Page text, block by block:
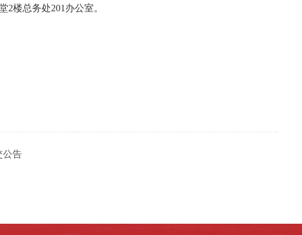
2楼总务处201 办公室。
公告